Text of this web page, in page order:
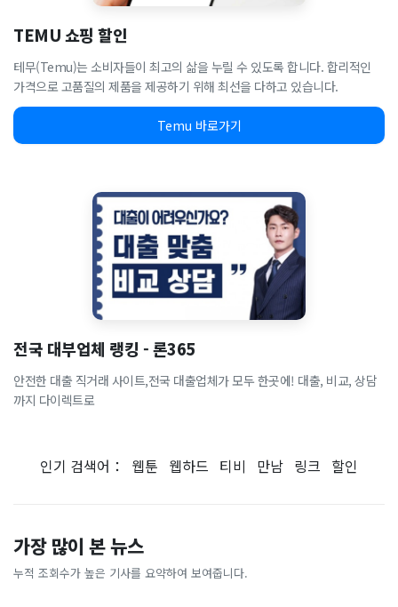
TEMU 쇼핑 할인
테무(Temu)는 소비자들이 최고의 삶을 누릴 수 있도록 합니다. 합리적인
가격으로 고품질의 제품을 제공하기 위해 최선을 다하고 있습니다.
Temu 바로가기
전국 대부업체 랭킹 - 론365
안전한 대출 직거래 사이트,전국 대출업체가 모두 한곳에! 대출, 비교, 상담
까지 다이렉트로
인기 검색어： 웹툰 웹하드 티비 만남 링크 할인
가장 많이 본 뉴스
누적 조회수가 높은 기사를 요약하여 보여줍니다.